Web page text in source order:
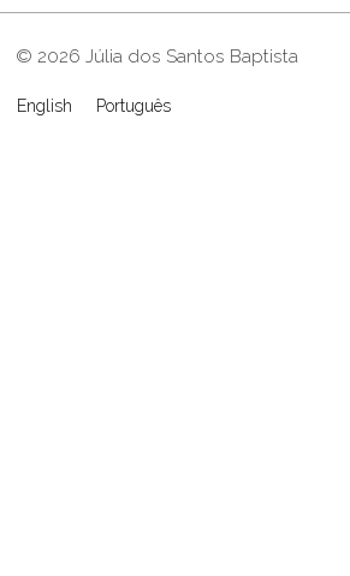
© 2026 Júlia dos Santos Baptista
English Português